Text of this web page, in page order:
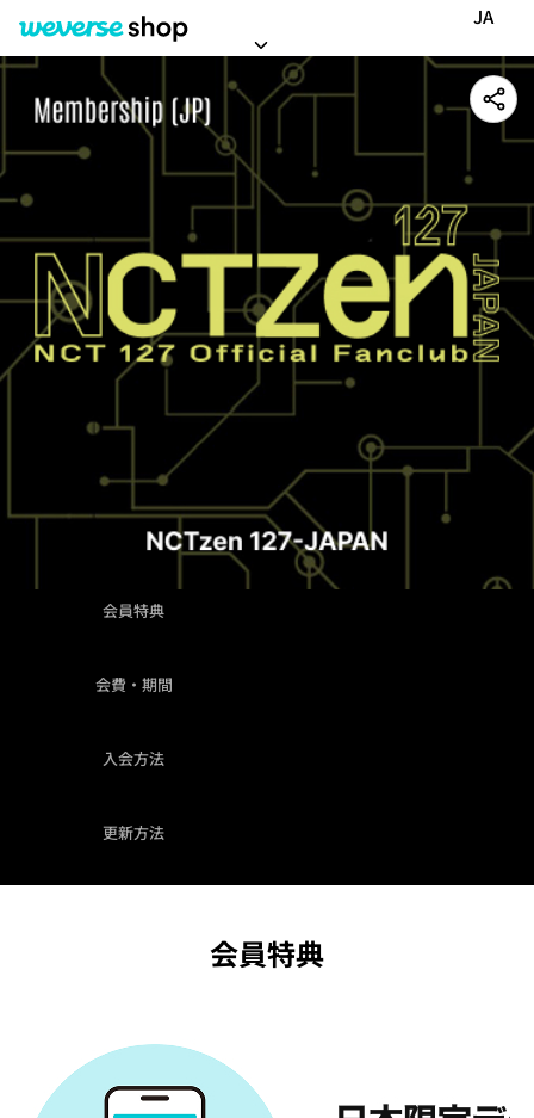
JA
会員特典
会費・期間
入会方法
更新方法
会員特典
NCT 127 「NCTzen 127-JAPAN」 Membership (JP)